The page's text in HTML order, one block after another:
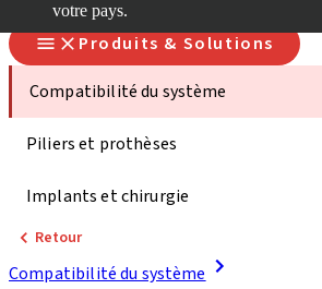
votre pays.
Produits & Solutions
Compatibilité du système
Piliers et prothèses
Implants et chirurgie
Retour
Compatibilité du système